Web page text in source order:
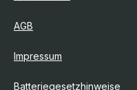
AGB
Impressum
Batteriegesetzhinweise